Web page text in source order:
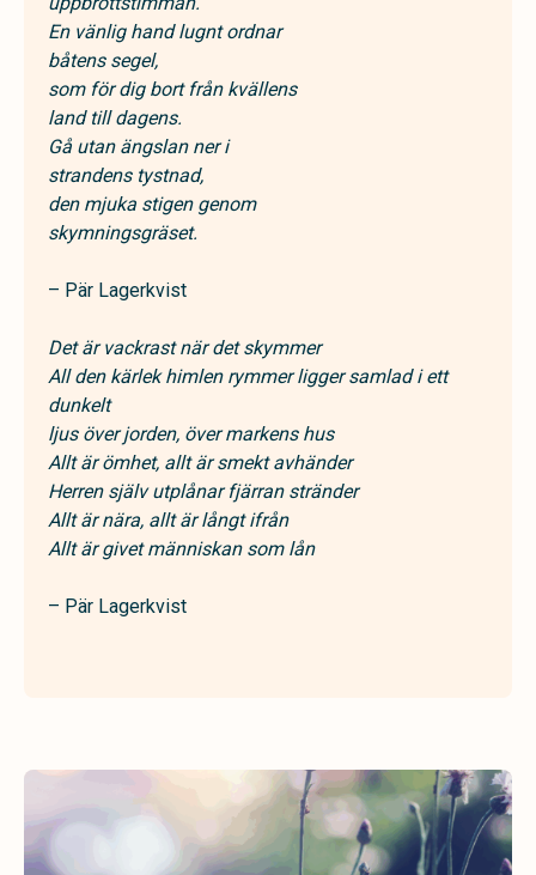
En vänlig hand lugnt ordnar
båtens segel,
som för dig bort från kvällens
land till dagens.
Gå utan ängslan ner i
strandens tystnad,
den mjuka stigen genom
skymningsgräset.
– Pär Lagerkvist
Det är vackrast när det skymmer
All den kärlek himlen rymmer ligger samlad i ett
dunkelt
ljus över jorden, över markens hus
Allt är ömhet, allt är smekt avhänder
Herren själv utplånar fjärran stränder
Allt är nära, allt är långt ifrån
Allt är givet människan som lån
– Pär Lagerkvist